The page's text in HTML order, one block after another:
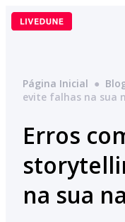
Pular
para
Página Inicial ●
evite falhas na sua
Erros
na sua